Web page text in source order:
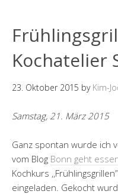
Kochatelier
23. Oktober 2015 by Kim-
Samstag, 21. März 2015
Ganz spontan wurde ich
vom Blog Bonn geht
Kochkurs
eingeladen. Gekocht